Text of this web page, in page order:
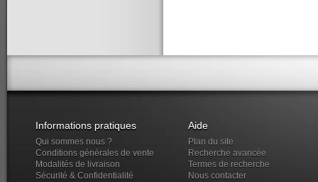
Informations pratiques
Qui sommes nous ?
Conditions générales de vente
Modalités de livraison
Sécurité & Confidentialité
Aide
Plan du site
Recherche avancée
Termes de recherche
Nous contacter